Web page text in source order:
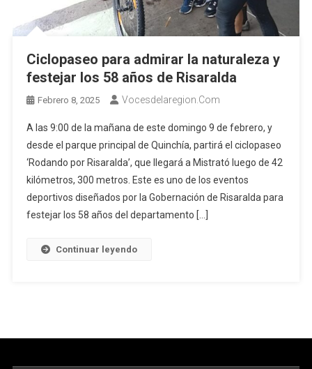
Ciclopaseo para admirar la naturaleza y
festejar los 58 años de Risaralda
Febrero 8, 2025 Vocesdelaregion.com
A las 9:00 de la mañana de este domingo 9 de febrero, y
desde el parque principal de Quinchía, partirá el ciclopaseo
‘Rodando por Risaralda’, que llegará a Mistrató luego de 42
kilómetros, 300 metros. Este es uno de los eventos
deportivos diseñados por la Gobernación de Risaralda para
festejar los 58 años del departamento […]
Continuar leyendo